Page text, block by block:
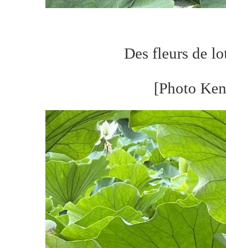
Des fleurs de
[Photo